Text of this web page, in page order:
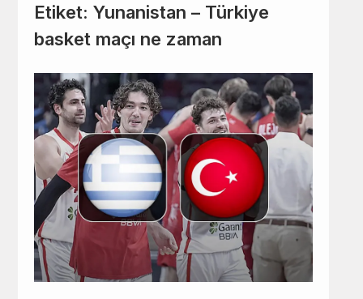
Etiket: Yunanistan – Türkiye
basket maçı ne zaman